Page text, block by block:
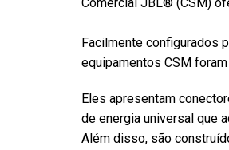
Facilmente configurados
equipamentos CSM
Eles apresentam
de energia universal que
Além disso, são